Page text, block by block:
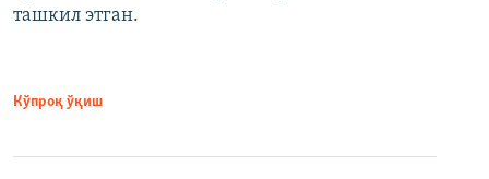
ташкил этган.
Кўпроқ ўқиш